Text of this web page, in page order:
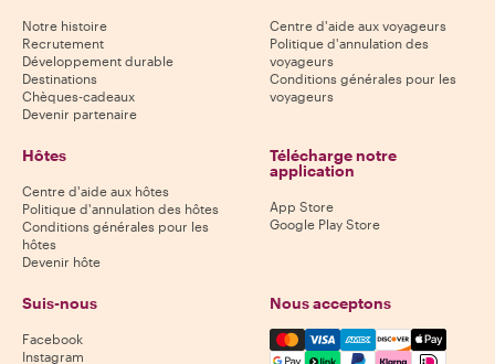
Notre histoire
Recrutement
Développement durable
Destinations
Chèques-cadeaux
Devenir partenaire
Centre d'aide aux voyageurs
Politique d'annulation des
voyageurs
Conditions générales pour les
voyageurs
Hôtes
Centre d'aide aux hôtes
Politique d'annulation des hôtes
Conditions générales pour les
hôtes
Devenir hôte
Télécharge notre
application
App Store
Google Play Store
Suis-nous
Facebook
Instagram
Nous acceptons
Mastercard, Visa, Amex,